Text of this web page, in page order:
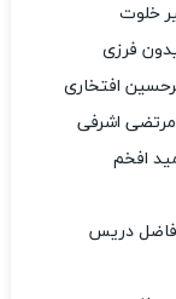
خلوت
فرزی
افتخاری
اشرفی
افخم
فاضل دریس